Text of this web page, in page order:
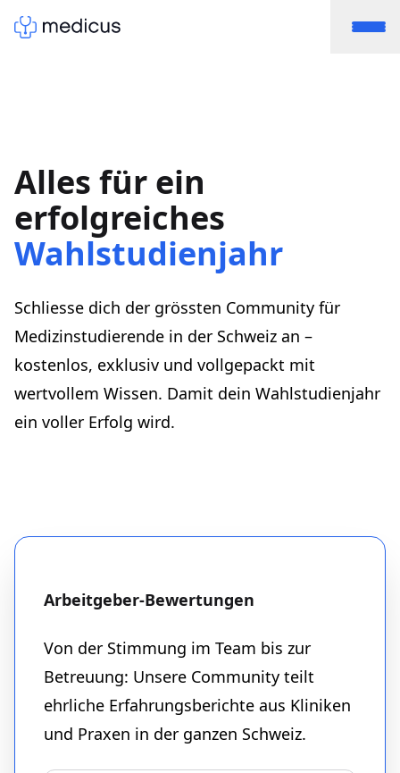
Alles für ein
erfolgreiches
Wahlstudienjahr
Schliesse dich der grössten Community für
Medizinstudierende in der Schweiz an –
kostenlos, exklusiv und vollgepackt mit
wertvollem Wissen. Damit dein Wahlstudienjahr
ein voller Erfolg wird.
Arbeitgeber-Bewertungen
Von der Stimmung im Team bis zur
Betreuung: Unsere Community teilt
ehrliche Erfahrungsberichte aus Kliniken
und Praxen in der ganzen Schweiz.